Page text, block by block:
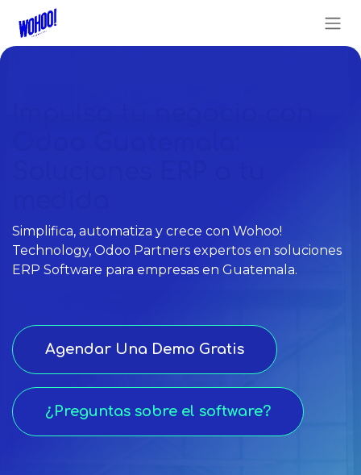
Ir al contenido
Simplifica, automatiza y crece con Wohoo!
Technology, Odoo Partners expertos en soluciones
ERP Software para empresas en Guatemala.
Agendar Una Demo Gratis
¿Preguntas sob​​​​​​re el software?​​​​